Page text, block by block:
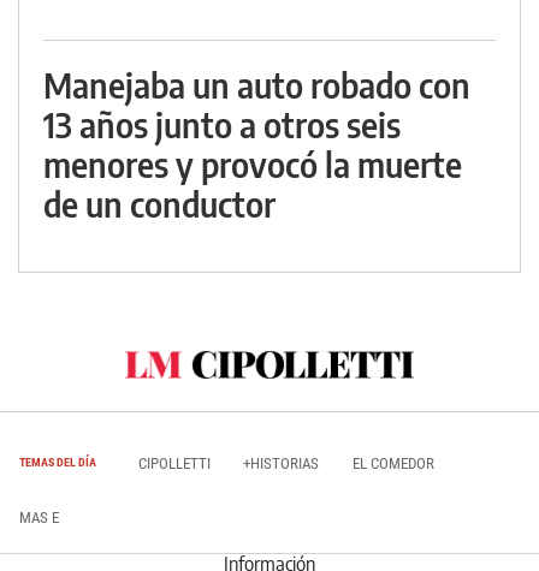
Manejaba un auto robado con
13 años junto a otros seis
menores y provocó la muerte
de un conductor
TEMAS DEL DÍA CIPOLLETTI +HISTORIAS EL COMEDOR
MAS E
Información